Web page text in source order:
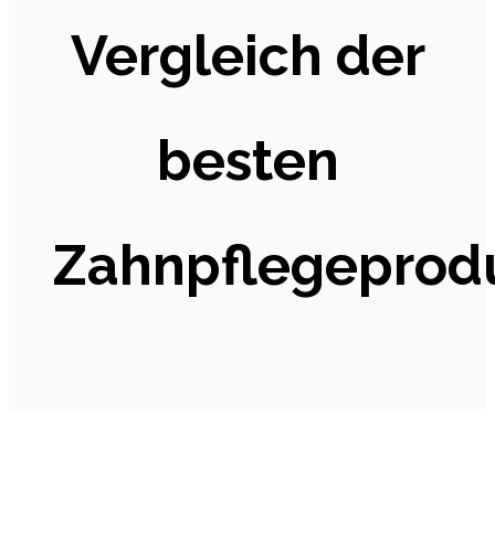
Vergleich der
besten